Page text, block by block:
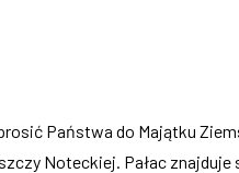
Państwa do Majątku
Noteckiej. Pałac znajduje